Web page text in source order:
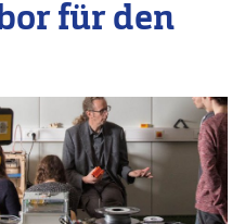
to
main
page
instead.
für den